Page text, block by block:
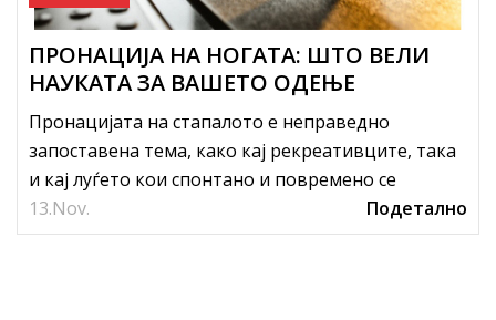
13.Nov.
ПРОНАЦИЈА НА НОГАТА: ШТО ВЕЛИ
НАУКАТА ЗА ВАШЕТО ОДЕЊЕ
Пронацијата на стапалото е неправедно
запоставена тема, како кај рекреативците, така
и кај луѓето кои спонтано и повремено се
занимаваат со спортски активнос...
Подетално